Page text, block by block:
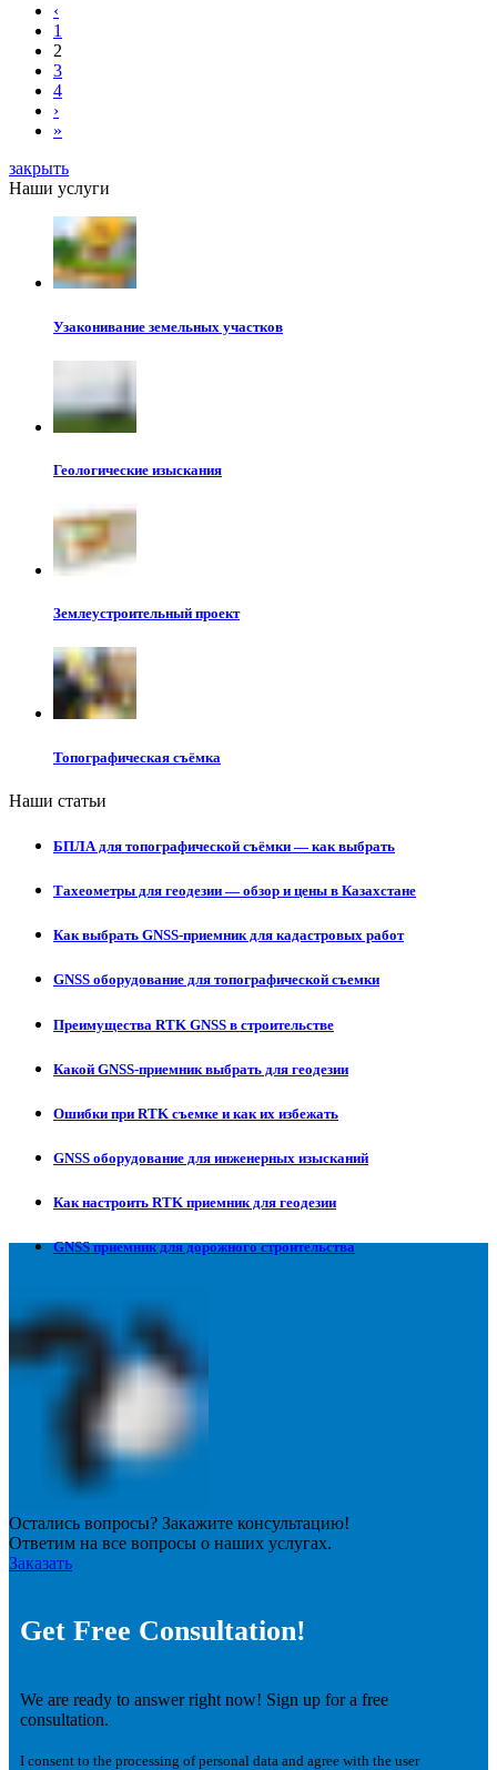
‹
1
2
3
4
›
»
закрыть
Наши услуги
Узаконивание земельных участков
Геологические изыскания
Землеустроительный проект
Топографическая съёмка
Наши статьи
БПЛА для топографической съёмки — как выбрать
Тахеометры для геодезии — обзор и цены в Казахстане
Как выбрать GNSS-приемник для кадастровых работ
GNSS оборудование для топографической съемки
Преимущества RTK GNSS в строительстве
Какой GNSS-приемник выбрать для геодезии
Ошибки при RTK съемке и как их избежать
GNSS оборудование для инженерных изысканий
Как настроить RTK приемник для геодезии
GNSS приемник для дорожного строительства
Остались вопросы? Закажите консультацию!
Ответим на все вопросы о наших услугах.
Заказать
Get Free Consultation!
We are ready to answer right now! Sign up for a free
consultation.
I consent to the processing of personal data and agree with the user